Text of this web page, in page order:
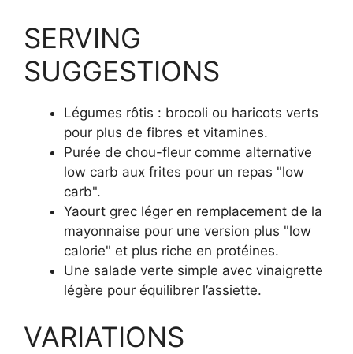
SERVING
SUGGESTIONS
Légumes rôtis : brocoli ou haricots verts
pour plus de fibres et vitamines.
Purée de chou-fleur comme alternative
low carb aux frites pour un repas "low
carb".
Yaourt grec léger en remplacement de la
mayonnaise pour une version plus "low
calorie" et plus riche en protéines.
Une salade verte simple avec vinaigrette
légère pour équilibrer l’assiette.
VARIATIONS